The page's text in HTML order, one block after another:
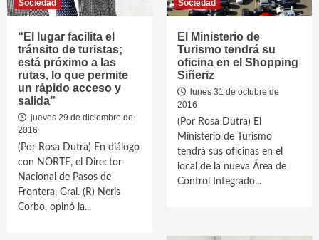
Sociedad
“El lugar facilita el
tránsito de turistas;
está próximo a las
rutas, lo que permite
un rápido acceso y
salida”
jueves 29 de diciembre de
2016
(Por Rosa Dutra) En diálogo
con NORTE, el Director
Nacional de Pasos de
Frontera, Gral. (R) Neris
Corbo, opinó la...
Sociedad
El Ministerio de
Turismo tendrá su
oficina en el Shopping
Siñeriz
lunes 31 de octubre de
2016
(Por Rosa Dutra) El
Ministerio de Turismo
tendrá sus oficinas en el
local de la nueva Área de
Control Integrado...